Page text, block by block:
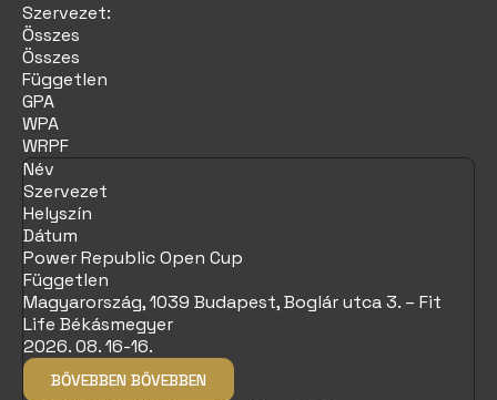
Szervezet:
Összes
Összes
Független
GPA
WPA
WRPF
Név
Szervezet
Helyszín
Dátum
Power Republic Open Cup
Független
Magyarország, 1039 Budapest, Boglár utca 3. – Fit
Life Békásmegyer
2026. 08. 16-16.
BŐVEBBEN BŐVEBBEN